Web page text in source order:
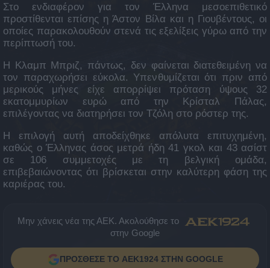
Στο ενδιαφέρον για τον Έλληνα μεσοεπιθετικό
προστίθενται επίσης η Άστον Βίλα και η Γιουβέντους, οι
οποίες παρακολουθούν στενά τις εξελίξεις γύρω από την
περίπτωσή του.
Η Κλαμπ Μπριζ, πάντως, δεν φαίνεται διατεθειμένη να
τον παραχωρήσει εύκολα. Υπενθυμίζεται ότι πριν από
μερικούς μήνες είχε απορρίψει πρόταση ύψους 32
εκατομμυρίων ευρώ από την Κρίσταλ Πάλας,
επιλέγοντας να διατηρήσει τον Τζόλη στο ρόστερ της.
Η επιλογή αυτή αποδείχθηκε απόλυτα επιτυχημένη,
καθώς ο Έλληνας άσος μετρά ήδη 41 γκολ και 43 ασίστ
σε 106 συμμετοχές με τη βελγική ομάδα,
επιβεβαιώνοντας ότι βρίσκεται στην καλύτερη φάση της
καριέρας του.
Μην χάνεις νέα της ΑΕΚ. Ακολούθησε το
στην Google
ΠΡΟΣΘΕΣΕ ΤΟ AEK1924 ΣΤΗΝ GOOGLE